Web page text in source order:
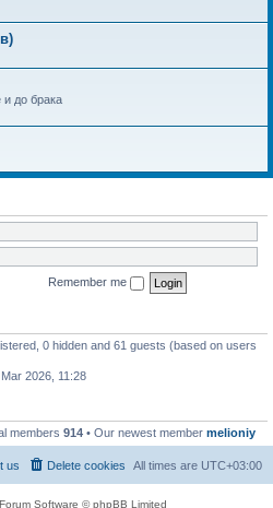
до брака
Remember me
0 hidden and 61 guests (based on users
2026, 11:28
members 914 • Our newest member melioniy
All times are UTC+03:00
Delete cookies
us
Software © phpBB Limited